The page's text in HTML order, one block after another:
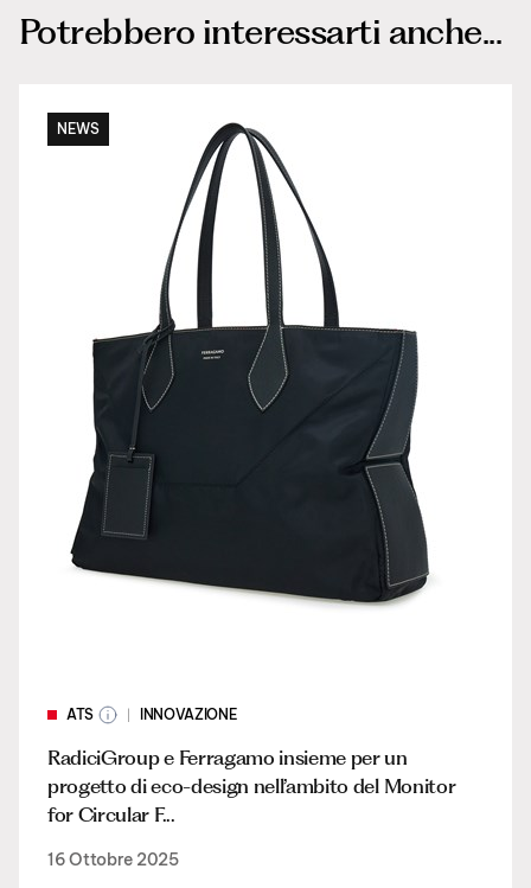
Potrebbero interessarti anche...
NEWS
ATS INNOVAZIONE
RadiciGroup e Ferragamo insieme per un
progetto di eco-design nell’ambito del Monitor
for Circular F...
16 Ottobre 2025